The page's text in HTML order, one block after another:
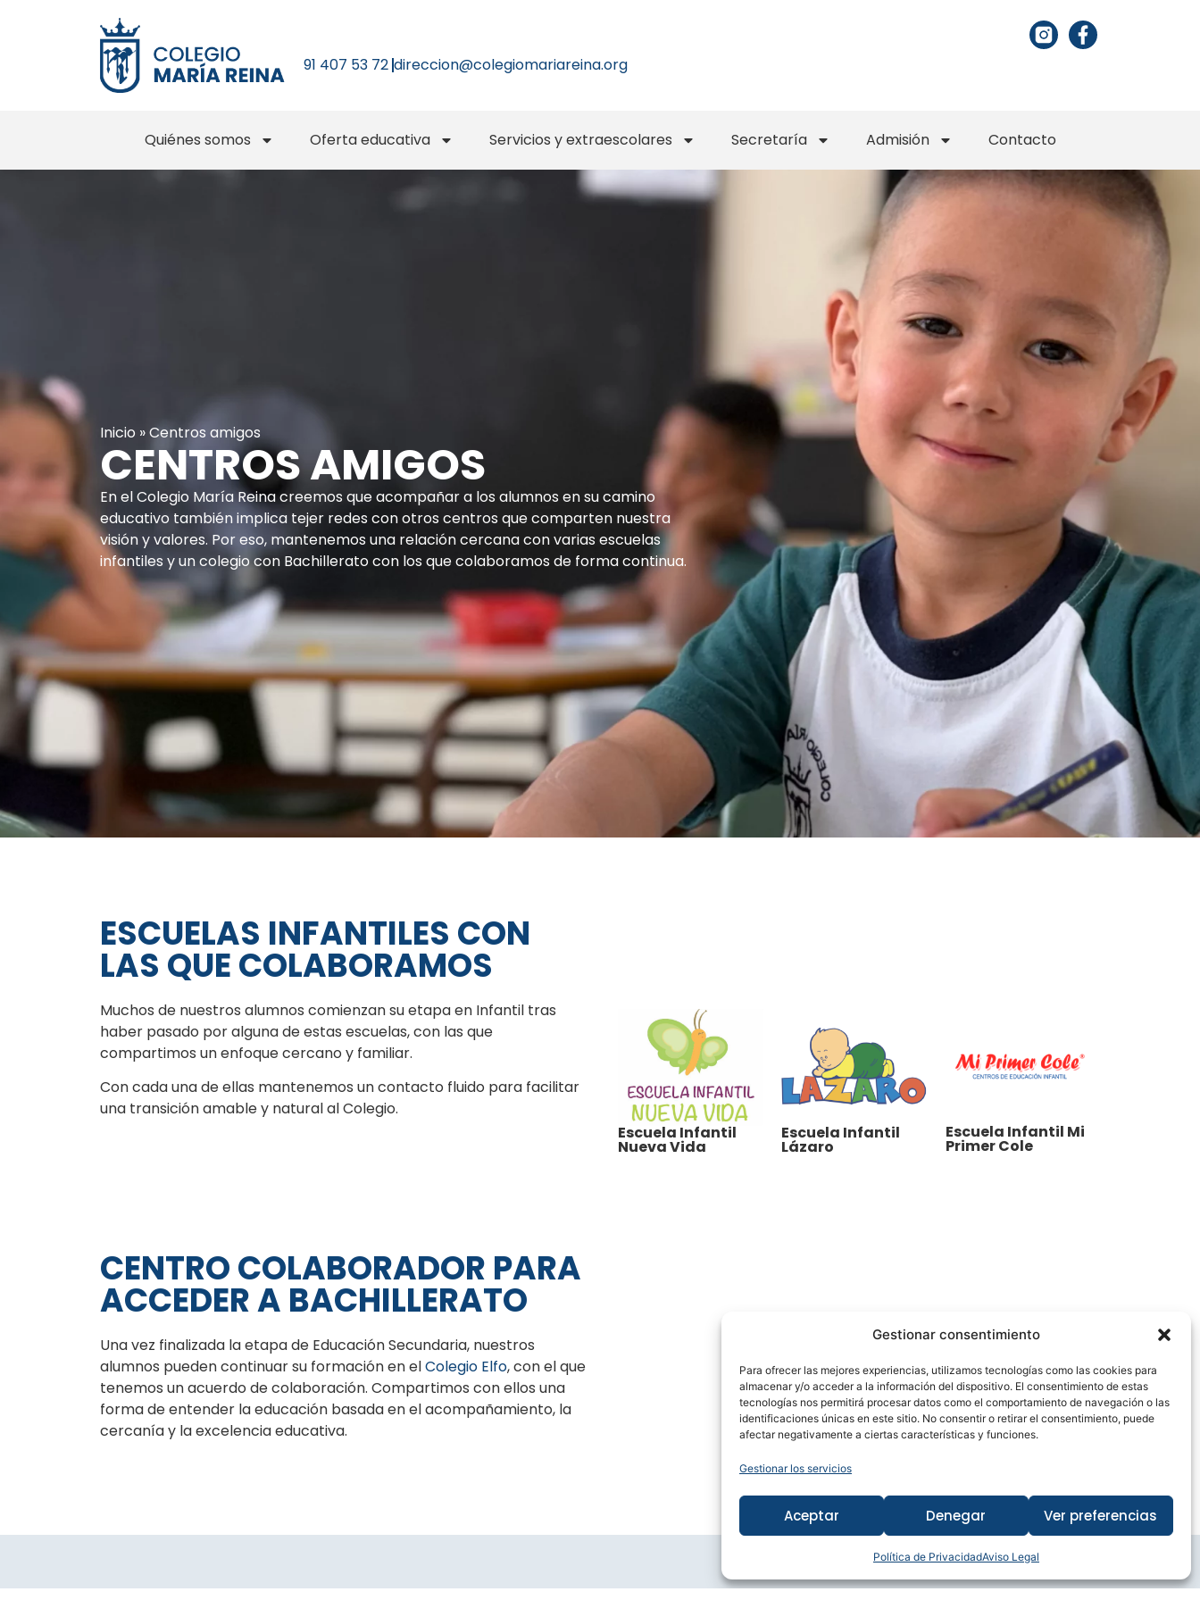
Gestionar consentimiento
Para ofrecer las mejores experiencias, utilizamos tecnologías como las cookies para
almacenar y/o acceder a la información del dispositivo. El consentimiento de estas
tecnologías nos permitirá procesar datos como el comportamiento de navegación o las
identificaciones únicas en este sitio. No consentir o retirar el consentimiento, puede
afectar negativamente a ciertas características y funciones.
Gestionar los servicios
Aceptar Denegar Ver preferencias
Política de PrivacidadAviso Legal
91 407 53 72 direccion@colegiomariareina.org
Quiénes somos Oferta educativa Servicios y extraescolares Secretaría Admisión Contacto
Inicio »Centros amigos
CENTROS AMIGOS
En el Colegio María Reina creemos que acompañar a los alumnos en su camino
educativo también implica tejer redes con otros centros que comparten nuestra
visión y valores. Por eso, mantenemos una relación cercana con varias escuelas
infantiles y un colegio con Bachillerato con los que colaboramos de forma continua.
ESCUELAS INFANTILES CON
LAS QUE COLABORAMOS
Muchos de nuestros alumnos comienzan su etapa en Infantil tras
haber pasado por alguna de estas escuelas, con las que
compartimos un enfoque cercano y familiar.
Con cada una de ellas mantenemos un contacto fluido para facilitar
una transición amable y natural al Colegio.
Escuela Infantil
Nueva Vida
Escuela Infantil
Lázaro
Escuela Infantil Mi
Primer Cole
CENTRO COLABORADOR PARA
ACCEDER A BACHILLERATO
Una vez finalizada la etapa de Educación Secundaria, nuestros
alumnos pueden continuar su formación en elColegio Elfo, con el que
tenemos un acuerdo de colaboración. Compartimos con ellos una
forma de entender la educación basada en el acompañamiento, la
cercanía y la excelencia educativa.
Colegio Cultural Elfo